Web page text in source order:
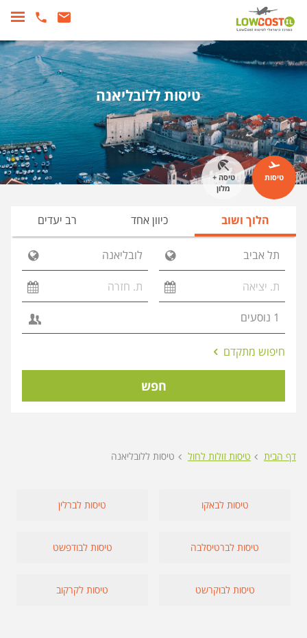
טיסות
טיסה +
מלון
טיסות ללובליאנה
הלוך ושוב כיוון אחד רב יעדים
חפש
חיפוש מתקדם אפשרויות
דף הבית טיסות זולות לחול טיסות ללובליאנה
טיסות לבאקו טיסות לברלין
טיסות לברטיסלבה טיסות לבודפשט
טיסות לבוקרשט טיסות לקרקוב